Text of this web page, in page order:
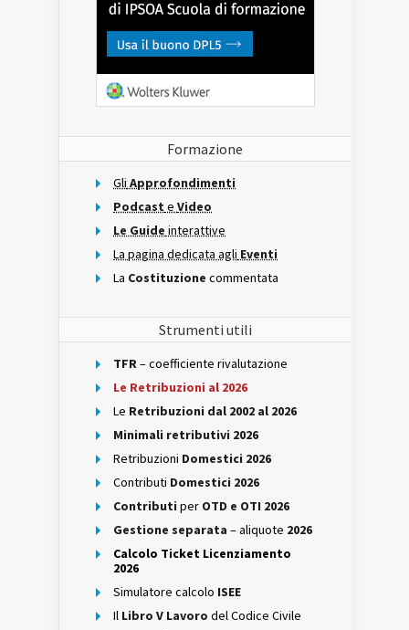
Formazione
Gli Approfondimenti
Podcast e Video
Le Guide interattive
La pagina dedicata agli Eventi
La Costituzione commentata
Strumenti utili
TFR– coefficiente rivalutazione
Le Retribuzioni al 2026
Le Retribuzioni dal 2002 al 2026
Minimali retributivi 2026
Retribuzioni Domestici 2026
Contributi Domestici 2026
Contributi per OTD e OTI 2026
Gestione separata – aliquote 2026
Calcolo Ticket Licenziamento
2026
Simulatore calcolo ISEE
Il Libro V Lavoro del Codice Civile